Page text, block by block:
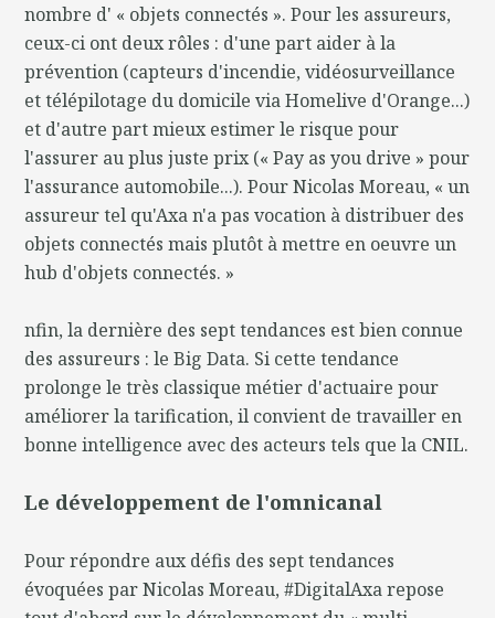
nombre d' « objets connectés ». Pour les assureurs,
ceux-ci ont deux rôles : d'une part aider à la
prévention (capteurs d'incendie, vidéosurveillance
et télépilotage du domicile via Homelive d'Orange...)
et d'autre part mieux estimer le risque pour
l'assurer au plus juste prix (« Pay as you drive » pour
l'assurance automobile...). Pour Nicolas Moreau, « un
assureur tel qu'Axa n'a pas vocation à distribuer des
objets connectés mais plutôt à mettre en oeuvre un
hub d'objets connectés. »
nfin, la dernière des sept tendances est bien connue
des assureurs : le Big Data. Si cette tendance
prolonge le très classique métier d'actuaire pour
améliorer la tarification, il convient de travailler en
bonne intelligence avec des acteurs tels que la CNIL.
Le développement de l'omnicanal
Pour répondre aux défis des sept tendances
évoquées par Nicolas Moreau, #DigitalAxa repose